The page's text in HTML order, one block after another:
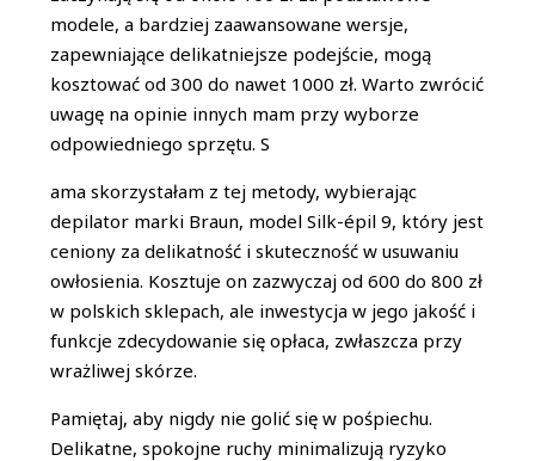
modele, a bardziej zaawansowane wersje,
zapewniające delikatniejsze podejście, mogą
kosztować od 300 do nawet 1000 zł. Warto zwrócić
uwagę na opinie innych mam przy wyborze
odpowiedniego sprzętu. S
ama skorzystałam z tej metody, wybierając
depilator marki Braun, model Silk-épil 9, który jest
ceniony za delikatność i skuteczność w usuwaniu
owłosienia. Kosztuje on zazwyczaj od 600 do 800 zł
w polskich sklepach, ale inwestycja w jego jakość i
funkcje zdecydowanie się opłaca, zwłaszcza przy
wrażliwej skórze.
Pamiętaj, aby nigdy nie golić się w pośpiechu.
Delikatne, spokojne ruchy minimalizują ryzyko